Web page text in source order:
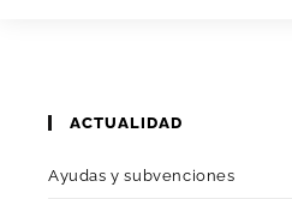
ACTUALIDAD
Ayudas y subvenciones